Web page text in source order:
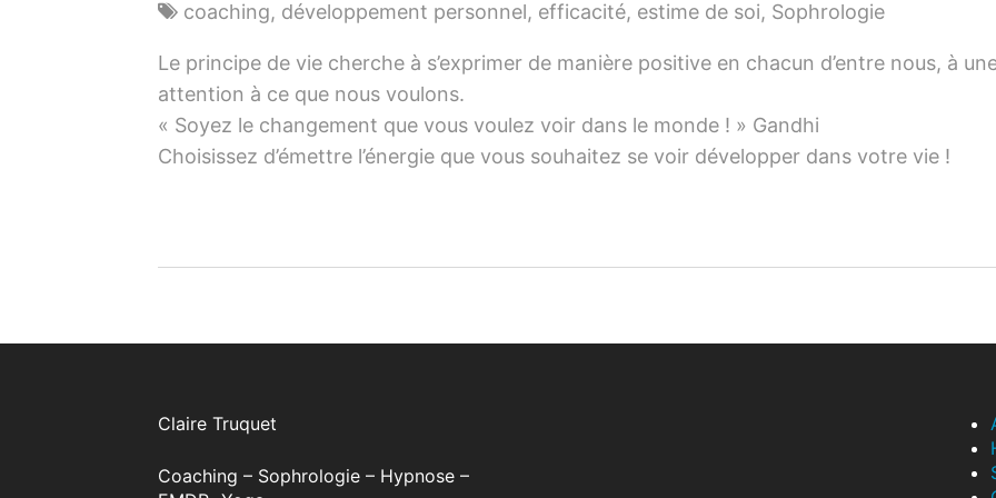
coaching, développement personnel, efficacité, estime de soi, Sophrologie
Le principe de vie cherche à s’exprimer de manière positive en chacun d’entre nous, à
attention à ce que nous voulons.
« Soyez le changement que vous voulez voir dans le monde ! » Gandhi
Choisissez d’émettre l’énergie que vous souhaitez se voir développer dans votre vie !
Claire Truquet
Coaching – Sophrologie – Hypnose –